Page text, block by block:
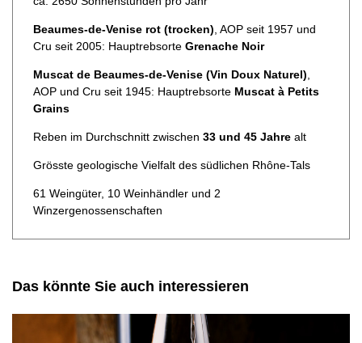
Beaumes-de-Venise rot (trocken), AOP seit 1957 und
Cru seit 2005: Hauptrebsorte Grenache Noir
Muscat de Beaumes-de-Venise (Vin Doux Naturel),
AOP und Cru seit 1945: Hauptrebsorte Muscat à Petits
Grains
Reben im Durchschnitt zwischen 33 und 45 Jahre alt
Grösste geologische Vielfalt des südlichen Rhône-Tals
61 Weingüter, 10 Weinhändler und 2
Winzergenossenschaften
Das könnte Sie auch interessieren